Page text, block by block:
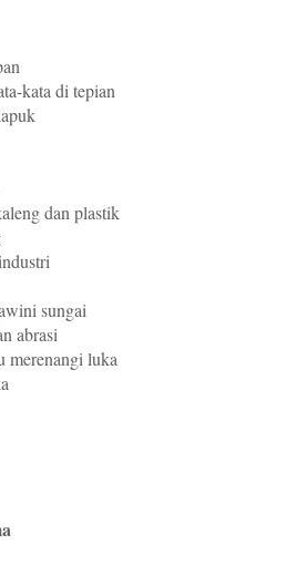
kata di tepian
dan plastik
sungai
abrasi
merenangi luka